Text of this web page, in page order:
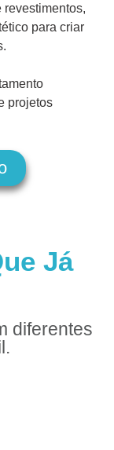
revestimentos,
para criar
projetos
Já
diferentes